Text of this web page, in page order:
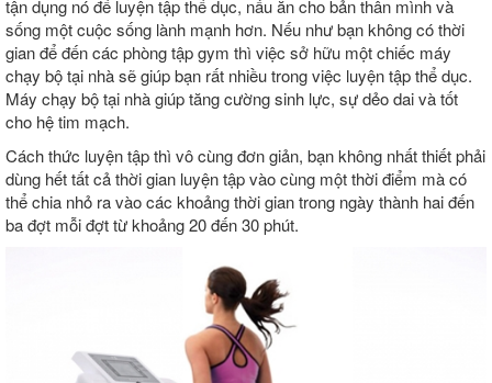
tận dụng nó để luyện tập thể dục, nấu ăn cho bản thân mình và
sống một cuộc sống lành mạnh hơn. Nếu như bạn không có thời
gian để đến các phòng tập gym thì việc sở hữu một chiếc máy
chạy bộ tại nhà sẽ giúp bạn rất nhiều trong việc luyện tập thể dục.
Máy chạy bộ tại nhà giúp tăng cường sinh lực, sự dẻo dai và tốt
cho hệ tim mạch.
Cách thức luyện tập thì vô cùng đơn giản, bạn không nhất thiết phải
dùng hết tất cả thời gian luyện tập vào cùng một thời điểm mà có
thể chia nhỏ ra vào các khoảng thời gian trong ngày thành hai đến
ba đợt mỗi đợt từ khoảng 20 đến 30 phút.